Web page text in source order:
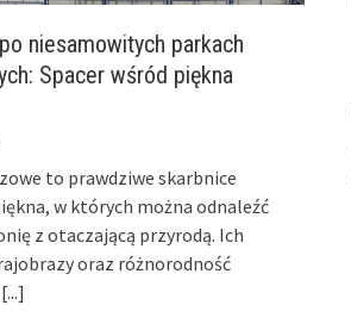
niesamowitych parkach
Spacer wśród piękna
to prawdziwe skarbnice
w których można odnaleźć
z otaczającą przyrodą. Ich
oraz różnorodność
[...]